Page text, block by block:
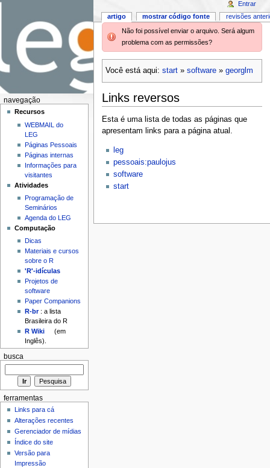
Não foi possível enviar o arquivo. Será algum
problema com as permissões?
Você está aqui: start» software» georglm
Links reversos
Esta é uma lista de todas as páginas que
apresentam links para a página atual.
leg
pessoais:paulojus
software
start
artigo mostrar código fonte revisões
Entrar
navegação
Recursos
WEBMAIL do
LEG
Páginas Pessoais
Páginas internas
Informações para
visitantes
Atividades
Programação de
Seminários
Agenda do LEG
Computação
Dicas
Materiais e cursos
sobre o R
'R'-idículas
Projetos de
software
Paper Companions
R-br: a lista
Brasileira do R
R Wiki
(em
Inglês).
busca
ferramentas
Links para cá
Alterações recentes
Gerenciador de mídias
Índice do site
Versão para
Impressão